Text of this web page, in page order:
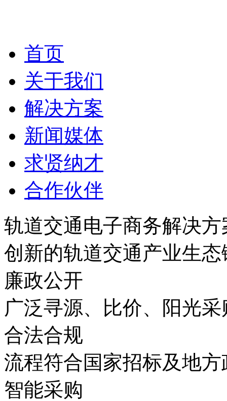
首页
关于我们
解决方案
新闻媒体
求贤纳才
合作伙伴
轨道交通电子商务解决
创新的轨道交通产业生态
廉政公开
广泛寻源、比价、阳光采
合法合规
流程符合国家招标及地
智能采购